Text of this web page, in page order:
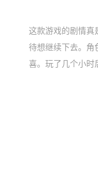
这款游戏的剧情真
待想继续下去。角
喜。玩了几个小时